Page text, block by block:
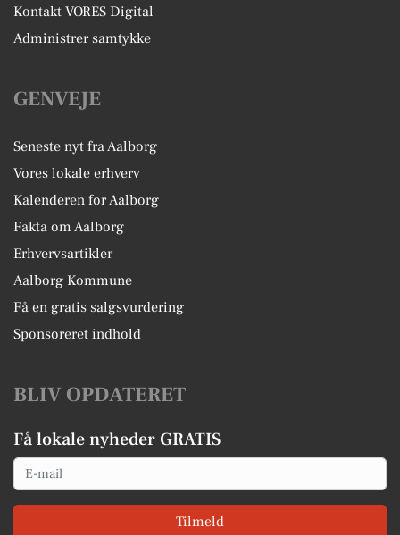
Kontakt VORES Digital
Administrer samtykke
GENVEJE
Seneste nyt fra Aalborg
Vores lokale erhverv
Kalenderen for Aalborg
Fakta om Aalborg
Erhvervsartikler
Aalborg Kommune
Få en gratis salgsvurdering
Sponsoreret indhold
BLIV OPDATERET
Få lokale nyheder GRATIS
Email
Tilmeld